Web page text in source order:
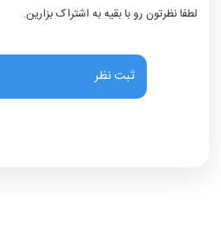
لطفا نظرتون رو با بقیه به اشتراک بزارین.
ثبت نظر